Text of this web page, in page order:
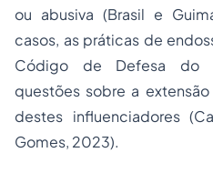
ou abusiva (Brasil e
casos, as práticas de
Código de Defesa do
questões sobre a
destes influenciadores
Gomes, 2023).